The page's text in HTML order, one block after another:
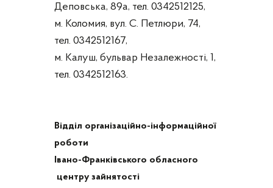
Деповська, 89а, тел. 0342512125,
м. Коломия, вул. С. Петлюри, 74,
тел. 0342512167,
м. Калуш, бульвар Незалежності, 1,
тел. 0342512163.
Відділ організаційно-інформаційної
роботи
Івано-Франківського обласного
центру зайнятості